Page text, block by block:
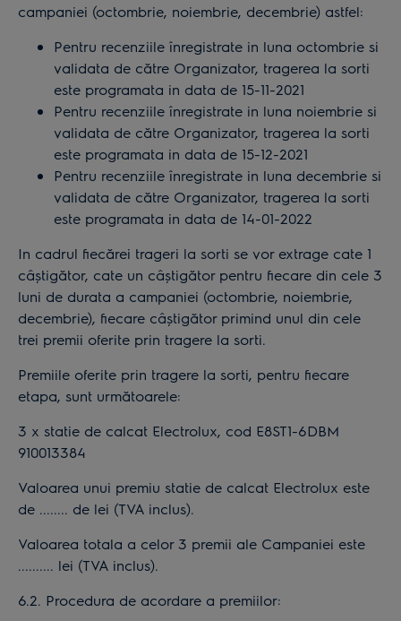
campaniei (octombrie, noiembrie, decembrie) astfel:
Pentru recenziile înregistrate in luna octombrie si
validata de către Organizator, tragerea la sorti
este programata in data de 15-11-2021
Pentru recenziile înregistrate in luna noiembrie si
validata de către Organizator, tragerea la sorti
este programata in data de 15-12-2021
Pentru recenziile înregistrate in luna decembrie si
validata de către Organizator, tragerea la sorti
este programata in data de 14-01-2022
In cadrul fiecărei trageri la sorti se vor extrage cate 1
câștigător, cate un câștigător pentru fiecare din cele 3
luni de durata a campaniei (octombrie, noiembrie,
decembrie), fiecare câștigător primind unul din cele
trei premii oferite prin tragere la sorti.
Premiile oferite prin tragere la sorti, pentru fiecare
etapa, sunt următoarele:
3 x statie de calcat Electrolux, cod E8ST1-6DBM
910013384
Valoarea unui premiu statie de calcat Electrolux este
de ........ de lei (TVA inclus).
Valoarea totala a celor 3 premii ale Campaniei este
.......... lei (TVA inclus).
6.2. Procedura de acordare a premiilor: